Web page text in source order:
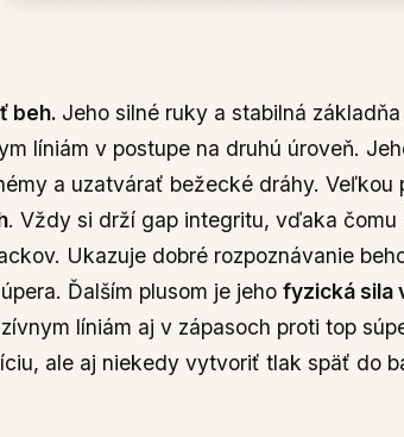
beh. Jeho silné ruky a stabilná
líniám v postupe na druhú úroveň.
a uzatvárať bežecké dráhy.​ Veľkou
. Vždy si drží gap integritu, vďaka čomu
Ukazuje dobré rozpoznávanie
Ďalším plusom je jehofyzická sila
líniám aj v zápasoch proti top
ale aj niekedy vytvoriť tlak späť do